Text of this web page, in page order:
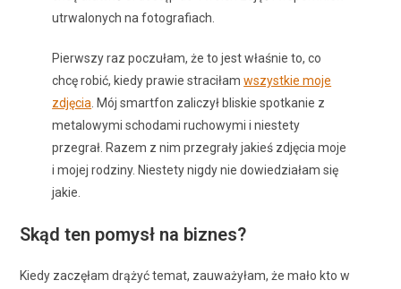
utrwalonych na fotografiach.
Pierwszy raz poczułam, że to jest właśnie to, co
chcę robić, kiedy prawie straciłamwszystkie moje
zdjęcia . Mój smartfon zaliczył bliskie spotkanie z
metalowymi schodami ruchowymi i niestety
przegrał. Razem z nim przegrały jakieś zdjęcia moje
i mojej rodziny. Niestety nigdy nie dowiedziałam się
jakie.
Skąd ten pomysł na biznes?
Kiedy zaczęłam drążyć temat, zauważyłam, że mało kto w